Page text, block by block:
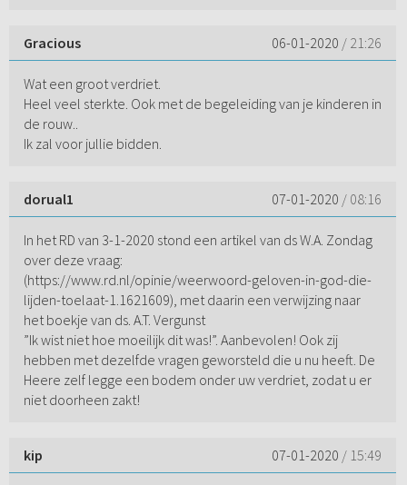
Gracious 06-01-2020 / 21:26
Wat een groot verdriet.
Heel veel sterkte. Ook met de begeleiding van je kinderen in
de rouw..
Ik zal voor jullie bidden.
dorual1 07-01-2020 / 08:16
In het RD van 3-1-2020 stond een artikel van ds W.A. Zondag
over deze vraag:
(https://www.rd.nl/opinie/weerwoord-geloven-in-god-die-
lijden-toelaat-1.1621609), met daarin een verwijzing naar
het boekje van ds. A.T. Vergunst
”Ik wist niet hoe moeilijk dit was!”. Aanbevolen! Ook zij
hebben met dezelfde vragen geworsteld die u nu heeft. De
Heere zelf legge een bodem onder uw verdriet, zodat u er
niet doorheen zakt!
kip 07-01-2020 / 15:49